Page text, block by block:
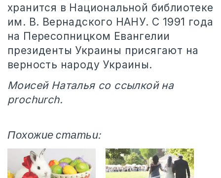
хранится в Национальной библиотеке
им. В. Вернадского НАНУ. С 1991 года
на Пересопницком Евангелии
президенты Украины присягают на
верность народу Украины.
Моисей Наталья со ссылкой на
prochurch.
Похожие статьи: